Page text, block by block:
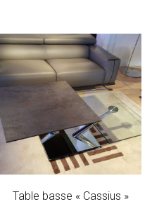
Table basse « Cassius »